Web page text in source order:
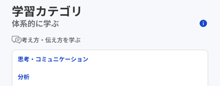
学習カテゴリ
体系的に学ぶ
考え方・伝え方を学ぶ
思考・コミュニケーション
分析